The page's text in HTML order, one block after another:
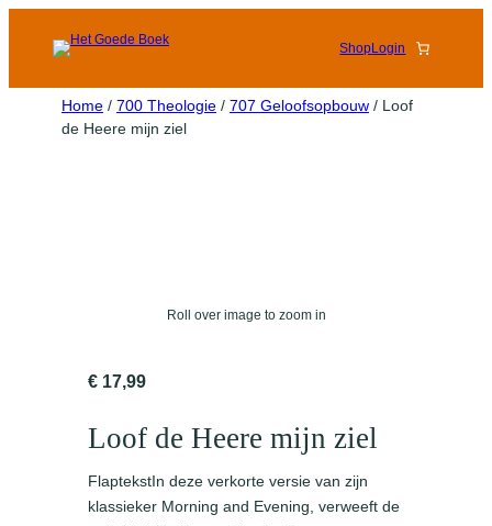
ShopLogin
Home / 700 Theologie / 707 Geloofsopbouw / Loof
de Heere mijn ziel
Roll over image to zoom in
€ 17,99
Loof de Heere mijn ziel
FlaptekstIn deze verkorte versie van zijn
klassieker Morning and Evening, verweeft de